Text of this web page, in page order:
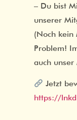
– Du bist
unserer
(Noch kein
Problem!
auch
Jetzt
https://